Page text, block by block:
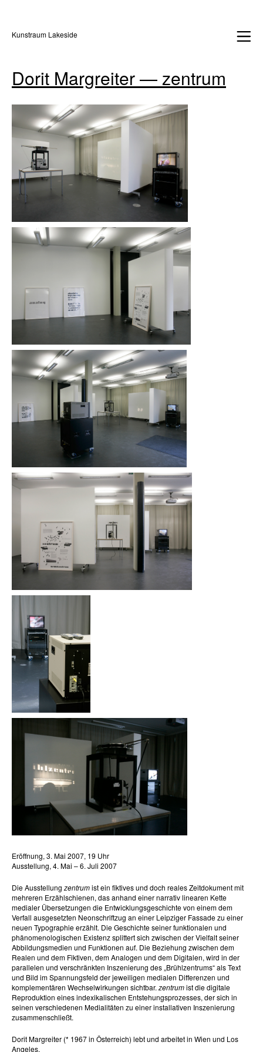
Kunstraum Lakeside
Dorit Margreiter — zentrum
Eröffnung, 3. Mai 2007, 19 Uhr
Ausstellung, 4. Mai – 6. Juli 2007
Die Ausstellung zentrumist ein fiktives und doch reales Zeitdokument mit
mehreren Erzählschienen, das anhand einer narrativ linearen Kette
medialer Übersetzungen die Entwicklungsgeschichte von einem dem
Verfall ausgesetzten Neonschriftzug an einer Leipziger Fassade zu einer
neuen Typographie erzählt. Die Geschichte seiner funktionalen und
phänomenologischen Existenz splittert sich zwischen der Vielfalt seiner
Abbildungsmedien und Funktionen auf. Die Beziehung zwischen dem
Realen und dem Fiktiven, dem Analogen und dem Digitalen, wird in der
parallelen und verschränkten Inszenierung des „Brühlzentrums“ als Text
und Bild im Spannungsfeld der jeweiligen medialen Differenzen und
komplementären Wechselwirkungen sichtbar. zentrumist die digitale
Reproduktion eines indexikalischen Entstehungsprozesses, der sich in
seinen verschiedenen Medialitäten zu einer installativen Inszenierung
zusammenschließt.
Dorit Margreiter (* 1967 in Österreich) lebt und arbeitet in Wien und Los
Angeles.